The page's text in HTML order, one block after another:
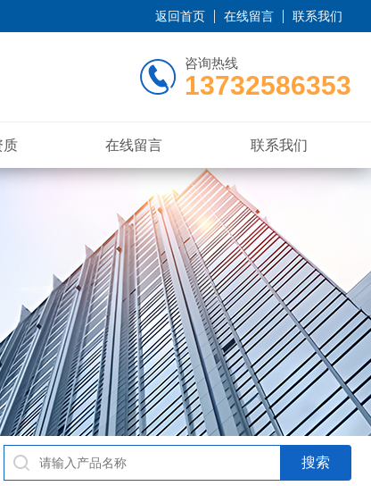
返回首页 在线留言 联系我们
咨询热线
13732586353
质 在线留言 联系我们